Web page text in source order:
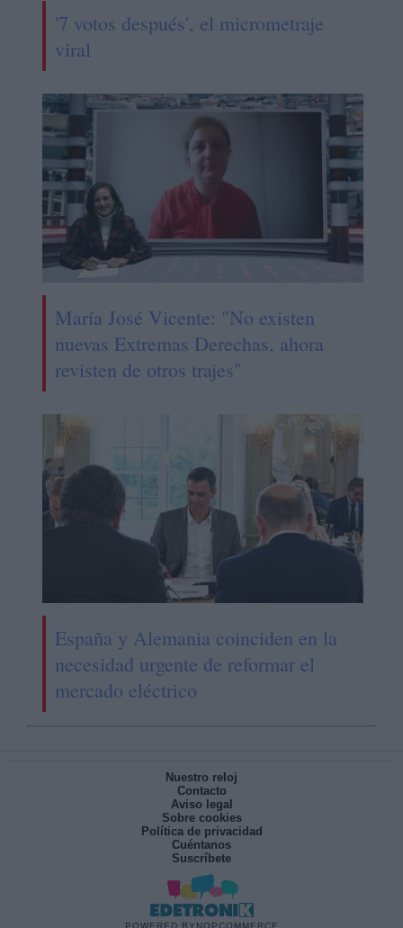
'7 votos después', el micrometraje
viral
María José Vicente: "No existen
nuevas Extremas Derechas, ahora
revisten de otros trajes"
España y Alemania coinciden en la
necesidad urgente de reformar el
mercado eléctrico
Nuestro reloj
Contacto
Aviso legal
Sobre cookies
Política de privacidad
Cuéntanos
Suscríbete